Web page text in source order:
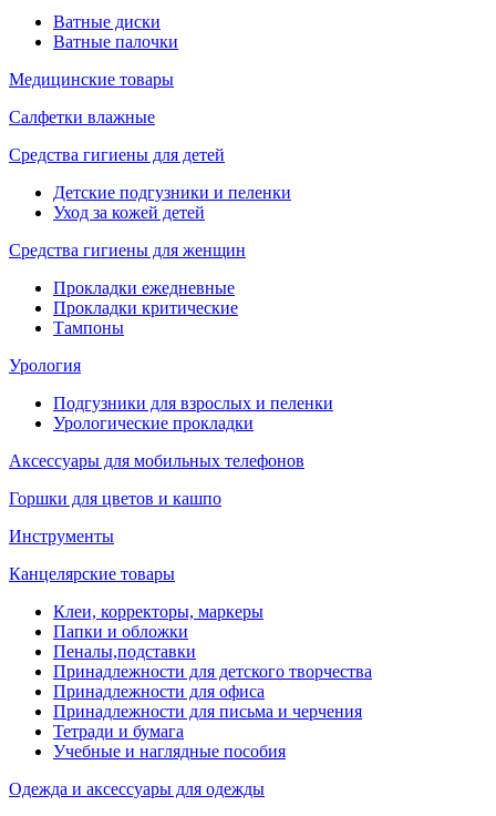
Ватные диски
Ватные палочки
Медицинские товары
Салфетки влажные
Средства гигиены для детей
Детские подгузники и пеленки
Уход за кожей детей
Средства гигиены для женщин
Прокладки ежедневные
Прокладки критические
Тампоны
Урология
Подгузники для взрослых и пеленки
Урологические прокладки
Аксессуары для мобильных телефонов
Горшки для цветов и кашпо
Инструменты
Канцелярские товары
Клеи, корректоры, маркеры
Папки и обложки
Пеналы,подставки
Принадлежности для детского творчества
Принадлежности для офиса
Принадлежности для письма и черчения
Тетради и бумага
Учебные и наглядные пособия
Одежда и аксессуары для одежды